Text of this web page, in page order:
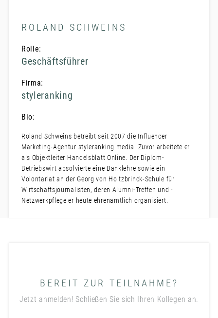
ROLAND SCHWEINS
Rolle:
Geschäftsführer
Firma:
styleranking
Bio:
Roland Schweins betreibt seit 2007 die Influencer
Marketing-Agentur styleranking media. Zuvor arbeitete er
als Objektleiter Handelsblatt Online. Der Diplom-
Betriebswirt absolvierte eine Banklehre sowie ein
Volontariat an der Georg von Holtzbrinck-Schule für
Wirtschaftsjournalisten, deren Alumni-Treffen und -
Netzwerkpflege er heute ehrenamtlich organisiert.
BEREIT ZUR TEILNAHME?
Jetzt anmelden! Schließen Sie sich Ihren Kollegen an.